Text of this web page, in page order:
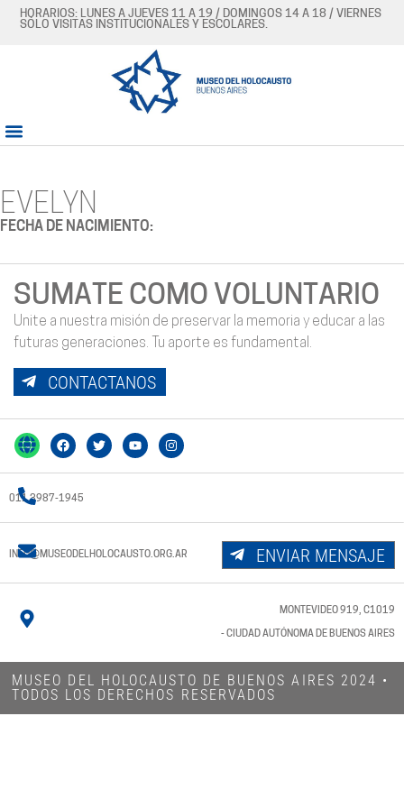
HORARIOS: LUNES A JUEVES 11 A 19 / DOMINGOS 14 A 18 / VIERNES
SÓLO VISITAS INSTITUCIONALES Y ESCOLARES.
EVELYN
FECHA DE NACIMIENTO:
SUMATE COMO VOLUNTARIO
Unite a nuestra misión de preservar la memoria y educar a las
futuras generaciones. Tu aporte es fundamental.
CONTACTANOS
011 3987-1945
INFO@MUSEODELHOLOCAUSTO.ORG.AR ENVIAR MENSAJE
MONTEVIDEO 919, C1019
- CIUDAD AUTÓNOMA DE BUENOS AIRES
MUSEO DEL HOLOCAUSTO DE BUENOS AIRES 2024​ •
TODOS LOS DERECHOS RESERVADOS